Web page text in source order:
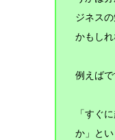
ジネス
かもしれ
例えばで
「すぐ
か」と